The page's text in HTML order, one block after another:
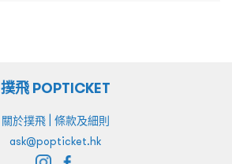
撲飛 POPTICKET
關於撲飛| 條款及細則
ask@popticket.hk